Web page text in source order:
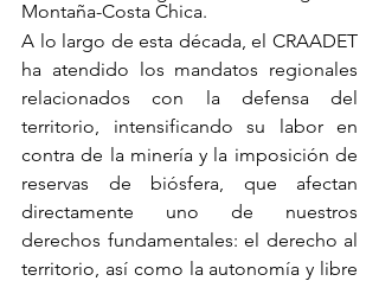
Montaña-Costa Chica.
A lo largo de esta década, el CRAADET
ha atendido los mandatos regionales
relacionados con la defensa del
territorio, intensificando su labor en
contra de la minería y la imposición de
reservas de biósfera, que afectan
directamente uno de nuestros
derechos fundamentales: el derecho al
territorio, así como la autonomía y libre